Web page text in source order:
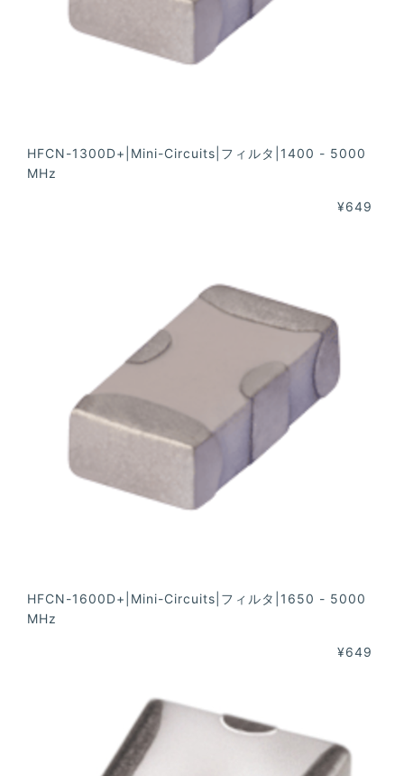
HFCN-1300D+|Mini-Circuits|フィルタ|1400 - 5000
MHz
¥649
HFCN-1600D+|Mini-Circuits|フィルタ|1650 - 5000
MHz
¥649